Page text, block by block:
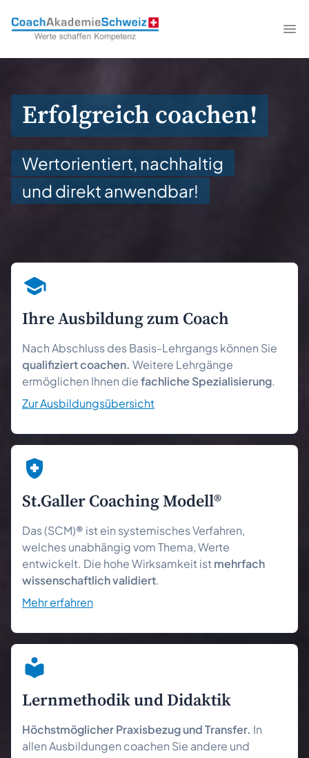
CoachAkademieSchweiz
Erfolgreich coachen!
Wertorientiert, nachhaltig
und direkt anwendbar!
Ihre Aus­bildung zum Coach
Nach Abschluss des Basis-Lehrgangs können Sie
qualifiziert coachen. Weitere Lehrgänge
ermöglichen Ihnen diefachliche Spezialisierung.
Zur Ausbildungsübersicht
St.Galler Coaching Modell®
Das (SCM)® ist ein systemisches Verfahren,
welches unabhängig vom Thema, Werte
entwickelt. Die hohe Wirksamkeit ist mehrfach
wissenschaftlich validiert.
Mehr erfahren
Lernmethodik und Didaktik
Höchstmöglicher Praxisbezug und Transfer. In
allen Ausbildungen coachen Sie andere und